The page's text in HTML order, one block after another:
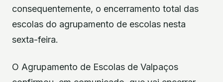
consequentemente, o encerramento total das
escolas do agrupamento de escolas nesta
sexta-feira.
O Agrupamento de Escolas de Valpaços